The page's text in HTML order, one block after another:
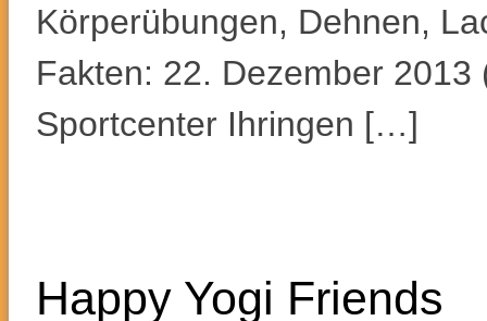
Körperübungen, Dehnen,
Fakten: 22. Dezember
Sportcenter Ihringen […]
Happy Yogi Friends